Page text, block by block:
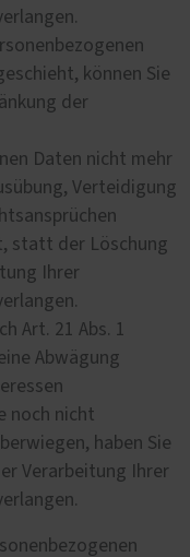
können Sie
der
Daten nicht mehr
Verteidigung
statt der Löschung
Ihrer
Art. 21 Abs. 1
Abwägung
noch nicht
haben Sie
Verarbeitung Ihrer